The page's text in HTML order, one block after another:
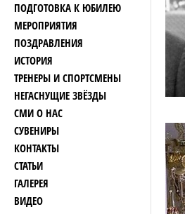
ПОДГОТОВКА К ЮБИЛЕЮ
МЕРОПРИЯТИЯ
ПОЗДРАВЛЕНИЯ
ИСТОРИЯ
ТРЕНЕРЫ И СПОРТСМЕНЫ
НЕГАСНУЩИЕ ЗВЁЗДЫ
СМИ О НАС
СУВЕНИРЫ
КОНТАКТЫ
СТАТЬИ
ГАЛЕРЕЯ
ВИДЕО